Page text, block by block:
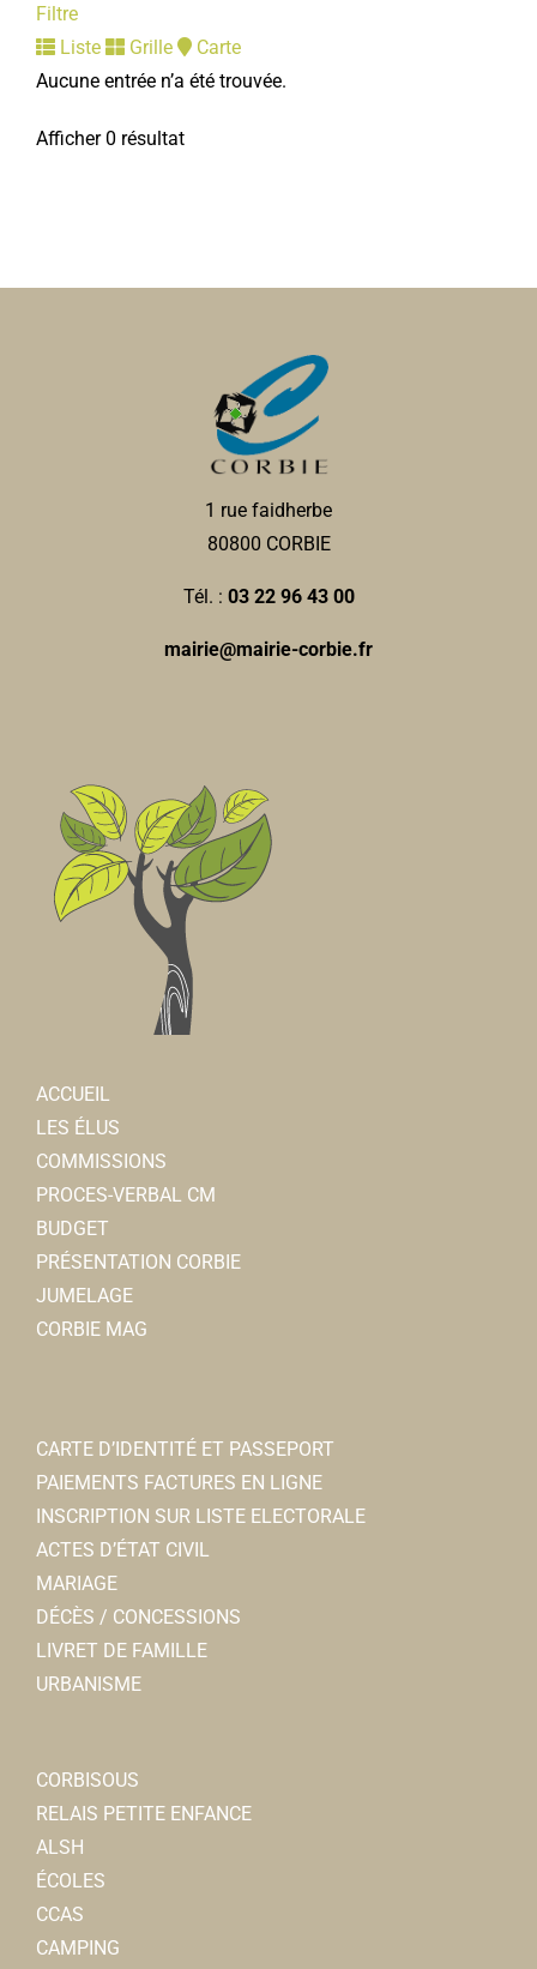
Filtre
Liste
Grille
Carte
Aucune entrée n’a été trouvée.
Afficher 0 résultat
1 rue faidherbe
80800 CORBIE
Tél. : 03 22 96 43 00
mairie@mairie-corbie.fr
ACCUEIL
LES ÉLUS
COMMISSIONS
PROCES-VERBAL CM
BUDGET
PRÉSENTATION CORBIE
JUMELAGE
CORBIE MAG
CARTE D’IDENTITÉ ET PASSEPORT
PAIEMENTS FACTURES EN LIGNE
INSCRIPTION SUR LISTE ELECTORALE
ACTES D’ÉTAT CIVIL
MARIAGE
DÉCÈS / CONCESSIONS
LIVRET DE FAMILLE
URBANISME
CORBISOUS
RELAIS PETITE ENFANCE
ALSH
ÉCOLES
CCAS
CAMPING